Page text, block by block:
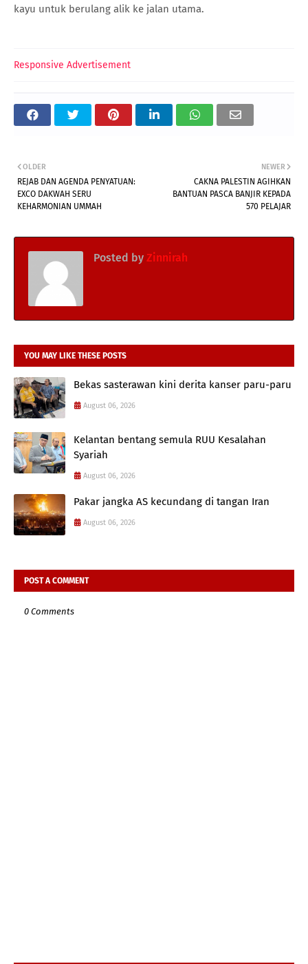
kayu untuk berulang alik ke jalan utama.
Responsive Advertisement
NEWER
CAKNA PALESTIN AGIHKAN
BANTUAN PASCA BANJIR KEPADA
570 PELAJAR
OLDER
REJAB DAN AGENDA PENYATUAN:
EXCO DAKWAH SERU
KEHARMONIAN UMMAH
Posted by Zinnirah
YOU MAY LIKE THESE POSTS
Bekas sasterawan kini derita kanser paru-paru
August 06, 2026
Kelantan bentang semula RUU Kesalahan
Syariah
August 06, 2026
Pakar jangka AS kecundang di tangan Iran
August 06, 2026
POST A COMMENT
0 Comments